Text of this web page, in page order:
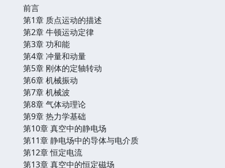
前言
第1章 质点运动的描述
第2章 牛顿运动定律
第3章 功和能
第4章 冲量和动量
第5章 刚体的定轴转动
第6章 机械振动
第7章 机械波
第8章 气体动理论
第9章 热力学基础
第10章 真空中的静电场
第11章 静电场中的导体与电介质
第12章 恒定电流
第13章 真空中的恒定磁场